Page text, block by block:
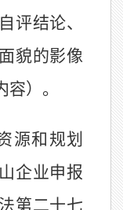
评结论、
貌的影像
）。
源和规划
企业申报
第二十七